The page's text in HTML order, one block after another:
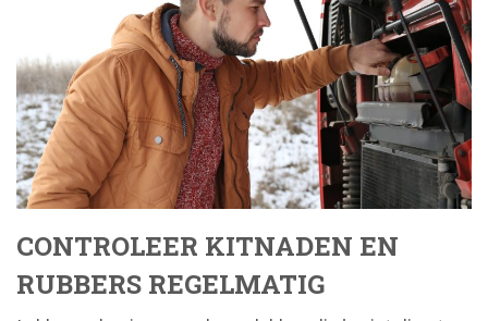
CONTROLEER KITNADEN EN
RUBBERS REGELMATIG